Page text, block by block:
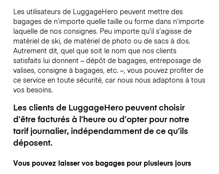
Les utilisateurs de LuggageHero peuvent mettre des
bagages de n’importe quelle taille ou forme dans n’importe
laquelle de nos consignes. Peu importe qu’il s’agisse de
matériel de ski, de matériel de photo ou de sacs à dos.
Autrement dit, quel que soit le nom que nos clients
satisfaits lui donnent – dépôt de bagages, entreposage de
valises, consigne à bagages, etc. –, vous pouvez profiter de
ce service en toute sécurité, car nous nous adaptons à tous
vos besoins.
Les clients de LuggageHero peuvent choisir
d’être facturés à l’heure ou d’opter pour notre
tarif journalier, indépendamment de ce qu’ils
déposent.
Vous pouvez laisser vos bagages pour plusieurs jours